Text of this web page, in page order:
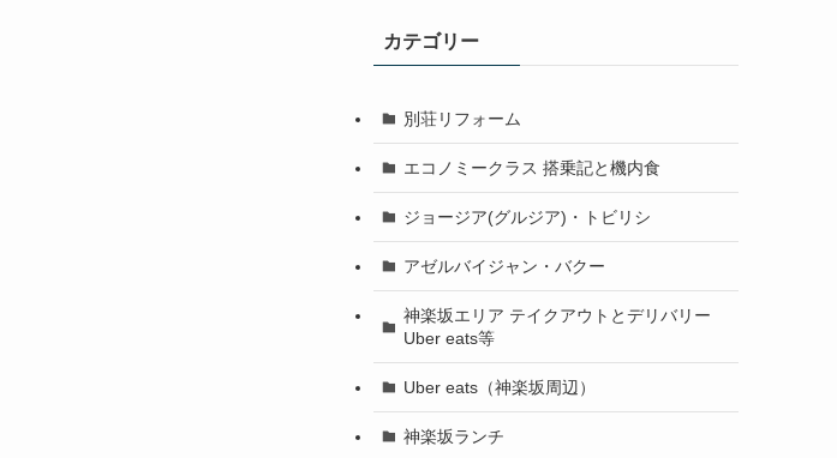
カテゴリー
別荘リフォーム
エコノミークラス 搭乗記と機内食
ジョージア(グルジア)・トビリシ
アゼルバイジャン・バクー
神楽坂エリア テイクアウトとデリバリー
Uber eats等
Uber eats（神楽坂周辺）
神楽坂ランチ